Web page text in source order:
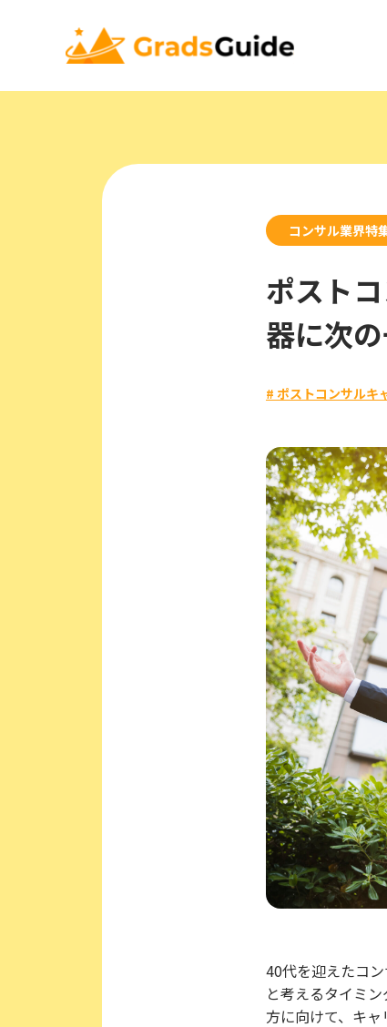
コンサル業界特
ポスト
器に次
# ポストコンサルキ
40代を迎えたコ
と考えるタイミ
方に向けて、キ